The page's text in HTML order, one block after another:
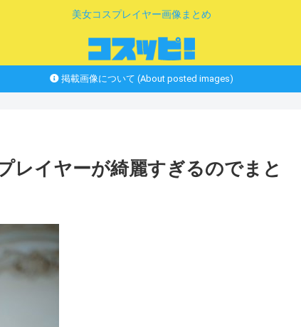
美女コスプレイヤー画像まとめ
掲載画像について (About posted images)
レイヤーが綺麗すぎるのでまと